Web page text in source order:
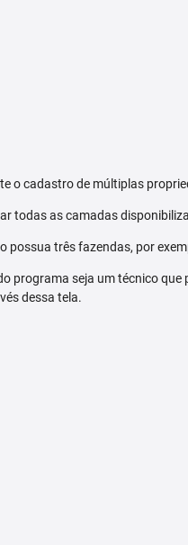
o cadastro de múltiplas
todas as camadas
possua três fazendas, por
programa seja um técnico
dessa tela.